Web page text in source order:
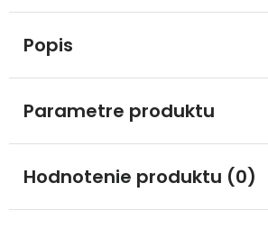
Popis
Parametre produktu
Hodnotenie produktu (0)